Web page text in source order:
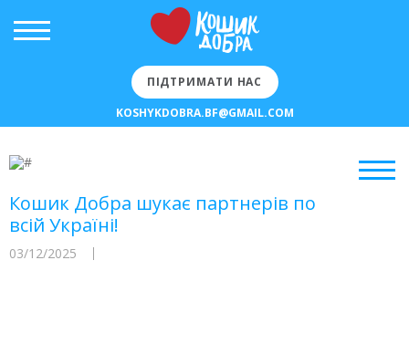
ПІДТРИМАТИ НАС
KOSHYKDOBRA.BF@GMAIL.COM
Кошик Добра шукає партнерів по
всій Україні!
03/12/2025